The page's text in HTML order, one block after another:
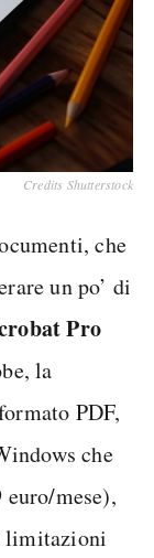
Credits Shutterstock
che
un po’ di
Pro
la
PDF,
che
euro/mese),
limitazioni